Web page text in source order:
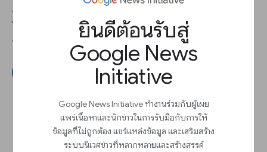
ยินดีต้อนรับสู่
Google News
Initiative
Google News Initiative ทำงานร่วมกับผู้เผย
แพร่เนื้อหาและนักข่าวในการรับมือกับการให้
ข้อมูลที่ไม่ถูกต้อง แชร์แหล่งข้อมูล และเสริมสร้าง
ระบบนิเวศข่าวที่หลากหลายและสร้างสรรค์
นอกจากนี้ คุณยังสามารถดูอัตราการหมุนเวียนโดยรวม
ได้ที่
หน้าแดชบอร์ดประสิทธิภาพของวันนี้ในส่วน
หมุนเวียน
เชื่อมต่อ Google Analytics